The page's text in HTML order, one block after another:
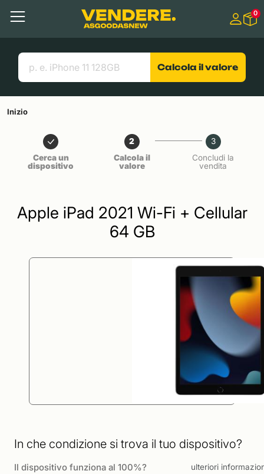
Contenuto principale
Menu
Cerca
Link utili
0
Calcola il valore
Inizio
Cerca un
dispositivo
2
Calcola il
valore
3
Concludi la
vendita
Apple iPad 2021 Wi-Fi + Cellular
64 GB
In che condizione si trova il tuo dispositivo?
Il dispositivo funziona al 100%? ulteriori